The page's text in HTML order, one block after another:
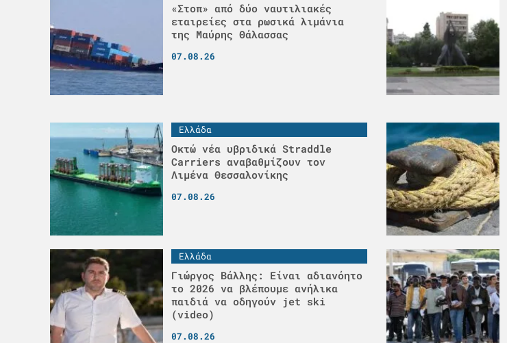
«Στοπ» από δύο ναυτιλιακές
εταιρείες στα ρωσικά λιμάνια
της Μαύρης Θάλασσας
07.08.26
Ελλάδα
Οκτώ νέα υβριδικά Straddle
Carriers αναβαθμίζουν τον
Λιμένα Θεσσαλονίκης
07.08.26
Ελλάδα
Γιώργος Βάλλης: Είναι αδιανόητο
το 2026 να βλέπουμε ανήλικα
παιδιά να οδηγούν jet ski
(video)
07.08.26